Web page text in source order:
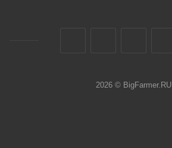
2026 © BigFarmer.RU